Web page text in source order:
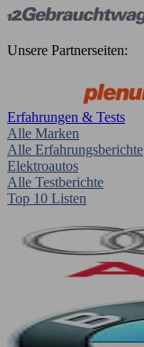
Unsere Partnerseiten:
Erfahrungen & Tests
Alle Marken
Alle Erfahrungsberichte
Elektroautos
Alle Testberichte
Top 10 Listen